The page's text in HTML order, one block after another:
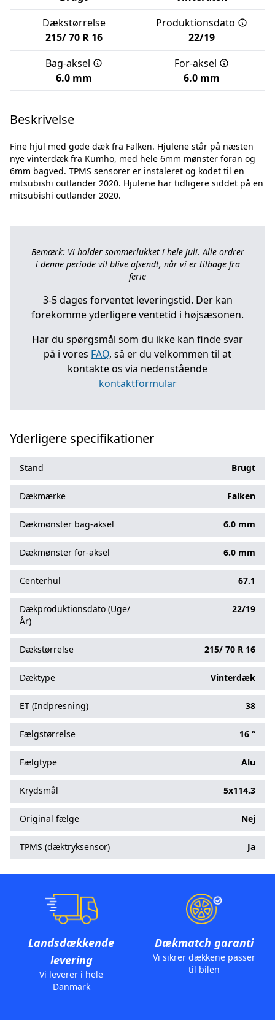
Dækstørrelse
215/ 70 R 16
Produktionsdato
22/19
Bag-aksel
6.0 mm
For-aksel
6.0 mm
Beskrivelse
Fine hjul med gode dæk fra Falken. Hjulene står på næsten
nye vinterdæk fra Kumho, med hele 6mm mønster foran og
6mm bagved. TPMS sensorer er instaleret og kodet til en
mitsubishi outlander 2020. Hjulene har tidligere siddet på en
Bemærk: Vi holder sommerlukket i hele juli. Alle ordrer
i denne periode vil blive afsendt, når vi er tilbage fra
ferie
3-5 dages forventet leveringstid. Der kan
forekomme yderligere ventetid i højsæsonen.
Har du spørgsmål som du ikke kan finde svar
på i vores FAQ, så er du velkommen til at
kontakte os via nedenstående
kontaktformular
Yderligere specifikationer
Stand Brugt
Dækmærke Falken
Dækmønster bag-aksel 6.0 mm
Dækmønster for-aksel 6.0 mm
Centerhul 67.1
Dækproduktionsdato (Uge/
År)
22/19
Dækstørrelse 215/ 70 R 16
Dæktype Vinterdæk
ET (Indpresning) 38
Fælgstørrelse 16 “
Fælgtype Alu
Krydsmål 5x114.3
Original fælge Nej
TPMS (dæktryksensor) Ja
Landsdækkende
levering
Vi leverer i hele
Danmark
Dækmatch garanti
Vi sikrer dækkene passer
til bilen